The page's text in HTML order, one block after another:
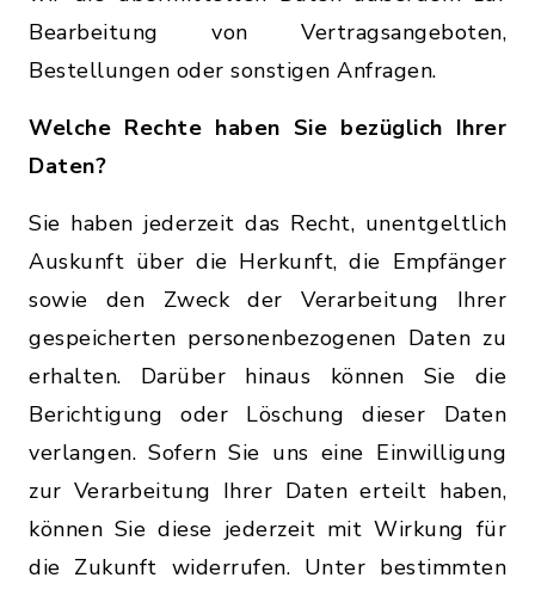
Bearbeitung von Vertragsangeboten,
Bestellungen oder sonstigen Anfragen.
Welche Rechte haben Sie bezüglich Ihrer
Daten?
Sie haben jederzeit das Recht, unentgeltlich
Auskunft über die Herkunft, die Empfänger
sowie den Zweck der Verarbeitung Ihrer
gespeicherten personenbezogenen Daten zu
erhalten. Darüber hinaus können Sie die
Berichtigung oder Löschung dieser Daten
verlangen. Sofern Sie uns eine Einwilligung
zur Verarbeitung Ihrer Daten erteilt haben,
können Sie diese jederzeit mit Wirkung für
die Zukunft widerrufen. Unter bestimmten